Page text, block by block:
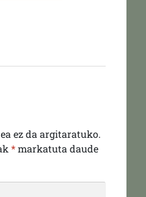
ez da argitaratuko.
*markatuta daude